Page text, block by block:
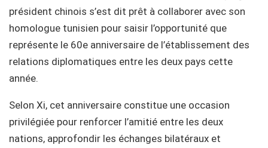
président chinois s’est dit prêt à collaborer avec son
homologue tunisien pour saisir l’opportunité que
représente le 60e anniversaire de l’établissement des
relations diplomatiques entre les deux pays cette
année.
Selon Xi, cet anniversaire constitue une occasion
privilégiée pour renforcer l’amitié entre les deux
nations, approfondir les échanges bilatéraux et